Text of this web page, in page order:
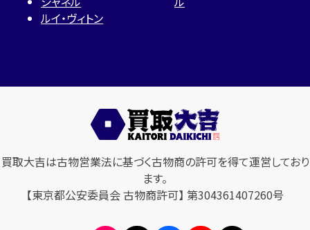
ルイ・ヴィトン
買取大吉は古物営業法に基づく古物商の許可を得て運営しており
ます。
【東京都公安委員会 古物商許可】 第304361407260号